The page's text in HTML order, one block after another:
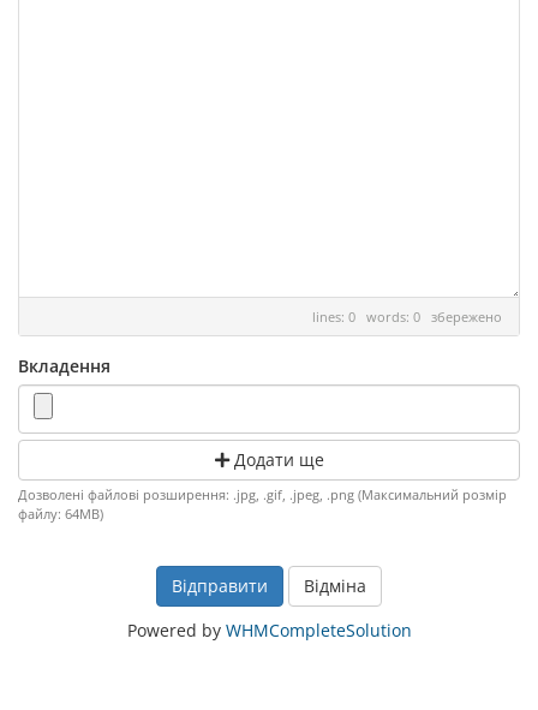
lines: 0 words: 0 збережено
Вкладення
Додати ще
Дозволені файлові розширення: .jpg, .gif, .jpeg, .png (Максимальний розмір
файлу: 64MB)
Відміна
Powered by WHMCompleteSolution